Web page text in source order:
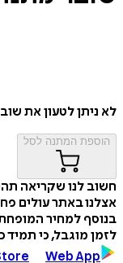
לטעון את שוברי
המתנה לסל
לנו שקריאה תהיה
באתר עולים פחות
למחיר המופחת
מוגבל, כי תמיד כיף
App Store Web